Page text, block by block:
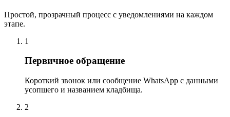
Простой, прозрачный процесс с уведомлениями на каждом
этапе.
1
Первичное обращение
Короткий звонок или сообщение WhatsApp с данными
усопшего и названием кладбища.
2